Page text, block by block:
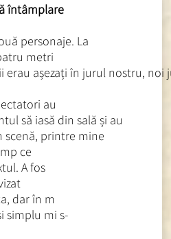
întâmplare
personaje. La
metri
erau așezați în jurul nostru, noi
au
să iasă din sală și au
scenă, printre mine
ce
A fos
dar în m
simplu mi s-